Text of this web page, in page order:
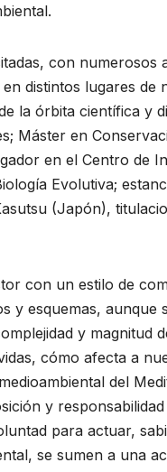
con
distintos lugares de
la órbita científica y
Máster en
en el Centro de
Evolutiva;
(Japón),
con un estilo de
y esquemas,
y magnitud
cómo afecta a
del
y
para actuar,
se sumen a una